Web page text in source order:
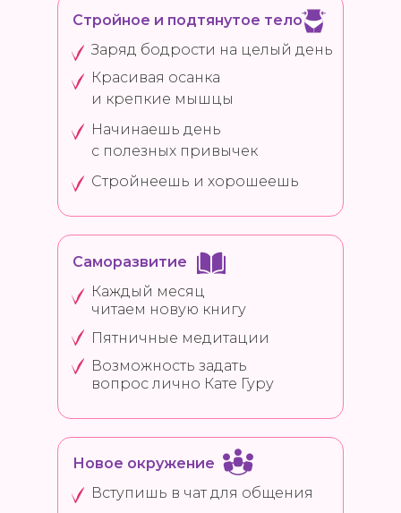
Стройное и подтянутое тело
Заряд бодрости на целый день
Красивая осанка
и крепкие мышцы
Начинаешь день
с полезных привычек
Стройнеешь и хорошеешь
Саморазвитие
Каждый месяц
читаем новую книгу
Пятничные медитации
Возможность задать
вопрос лично Кате Гуру
Новое окружение
Вступишь в чат для общения